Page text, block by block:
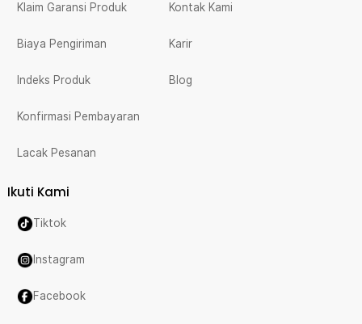
Klaim Garansi Produk
Biaya Pengiriman
Indeks Produk
Konfirmasi Pembayaran
Lacak Pesanan
Kontak Kami
Karir
Blog
Ikuti Kami
Tiktok
Instagram
Facebook